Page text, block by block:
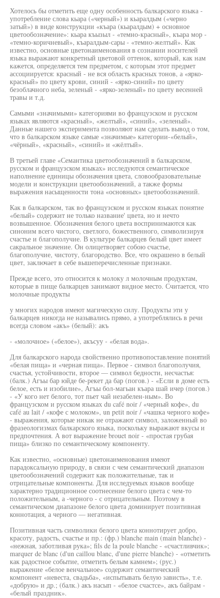
Хотелось бы отметить еще одну особенность балкарского языка -
употребление слова кьара («черный») и кьаралдым («черно
затый») в виде конструкции «къара (кьаралдым) + основное
цветообозначение»: кьара къызыл - «темно-красный», къара мор -
«темно-коричневый», къаралдым-сары - «темно-желтый». Как
известно, основные цветонаименования в сознании носителей
языка выражают конкретный цветовой оттенок, который, как нам
кажется, определяется тем предметом, с которым этот предмет
ассоциируется: красный - не вся область красных тонов, а «ярко-
красный» по цвету крови, синий - «ярко-синий» по цвету
безоблачного неба, зеленый - «ярко-зеленый» по цвету весенней
травы и т.д.
Самыми «значимыми» категориями во французском и русском
языках являются «красный», «желтый», «синий», «зеленый».
Данные нашего эксперимента позволяют нам сделать вывод о том,
что в балкарском языке самые «значимые» категории-«белый»,
«чёрный», «красный», «синий» и «жёлтый».
В третьей главе «Семантика цветообозначений в балкарском,
русском и французском языках» исследуются семантическое
наполнение единицы обозначения цвета, словообразовательные
модели и конструкции цветообозначений, а также формы
выражения насыщенности тона «основных» цветообозначений.
Как в балкарском, так во французском и русском языках понятие
«белый» содержит не только название' цвета, но и нечто
возвышенное. Обозначения белого цвета воспринимаются как
синоним всего чистого, светлого, божественного, символизируя
счастье и благополучие. В культуре балкарцев белый цвет имеет
сакральное значение. Он олицетворяет собою счастье,
благополучие, чистоту, благородство. Все, что окрашено в белый
цвет, заключает в себе вышеперечисленные признаки.
Прежде всего, это относится к молоку л молочным продуктам,
которые в пище балкарцев занимают видное место. Считается, что
молочные продукты
у многих народов имеют магическую силу. Продукты эти у
балкарцев никогда не назывались прямо, а употреблялись в речи
всегда словом «акъ» (белый): акъ
- «молочное» («белое»), акъсуу - «белая вода».
Для балкарского народа свойственно противопоставление понятий
«белая пища» и «черная пища». Первое - символ благополучия,
счастья, устойчивости, второе — символ бедности, несчастья:
(балк.) Агъы бар юйде бе-рекет да бар (погов.) - «Если в доме есть
белое, есть и изобилие», Агъы бол-магьан къара шай ичер (погов.)
- «У кого нет белого, тот пьет чай незабелен-ным». Во
французском и русском языках du café noir / «черный кофе», du
café au lait / «кофе с молоком», un petit noir / «чашка черного кофе»
- выражения, которые никак не отражают символ, заложенный во
фразеологизмах балкарского языка, поскольку выражают вкусы и
предпочтения. А вот выражение brouet noir - «простая грубая
пища» близко по семантическому компоненту.
Как известно, «основные) цветонаименования имеют
парадоксальную природу, в связи с чем семантический диапазон
цветообозначений содержит как положительные, так и
отрицательные компоненты. Для исследуемых языков вообще
характерно традиционное соотнесение белого цвета с чем-то
положительным, а -черного - с отрицательным. Поэтому в
семантическом диапазоне белого цвета доминирует позитивная
коннотация, а черного — негативная.
Позитивная часть символики белого цвета коннотирует добро,
красоту, радость, счастье и пр.: (фр.) blanche main (main blanche) -
«нежная, заботливая рука»; fils de la poule blanche - «счастливчик»;
marquer de blanc (d'un caillou blanc, d'une pierre blanche) - «отметить
как радостное событие, отметить белым камнем»; (рус.)
выражение «белое венчальное» содержит семантический
компонент «невеста, свадьба», «испытывать белую зависть», т.е.
«добрую» и др.; (балк.) акъ насып - «белое счастсе», акъ байрам -
«белый праздник».